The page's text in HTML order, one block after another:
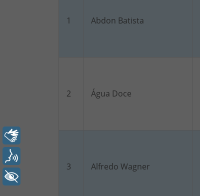
1 Abdon Batista
2 Água Doce
3 Alfredo Wagner